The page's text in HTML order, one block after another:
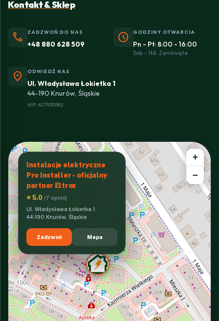
Kontakt & Sklep
phone ZADZWOŃ DO NAS
+48 880 628 509 schedule GODZINY OTWARCIA
Pn - Pt: 8:00 - 16:00
Sob - Nd: Zamknięte
location_on ODWIEDŹ NAS
Ul. Władysława Łokietka 1
44-190 Knurów, Śląskie
NIP: 6271930582
Instalacje elektryczne
Pro Installer - oficjalny
partner Eltrox
⭐ 5.0 (7 opinii)
Ul. Władysława Łokietka 1
44-190 Knurów, Śląskie
Zadzwoń Mapa
+
−